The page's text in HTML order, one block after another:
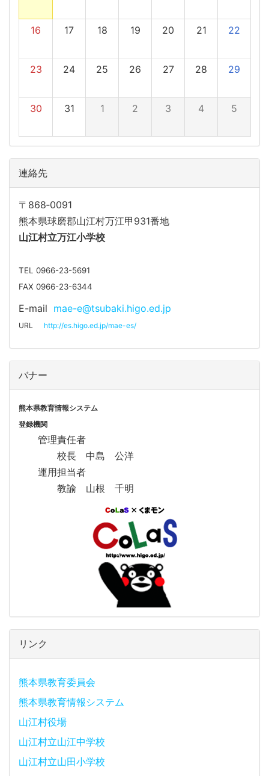
16 17 18 19 20 21 22
23 24 25 26 27 28 29
30 31 1 2 3 4 5
連絡先
〒868‐0091
熊本県球磨郡山江村万江甲931番地
山江村立万江小学校
TEL 0966-23-5691
FAX 0966-23-6344
E-mail mae-e@tsubaki.higo.ed.jp
URL http://es.higo.ed.jp/mae-es/
バナー
熊本県教育情報システム
登録機関
管理責任者
校長 中島 公洋
運用担当者
教諭 山根 千明
リンク
熊本県教育委員会
熊本県教育情報システム
山江村役場
山江村立山江中学校
山江村立山田小学校